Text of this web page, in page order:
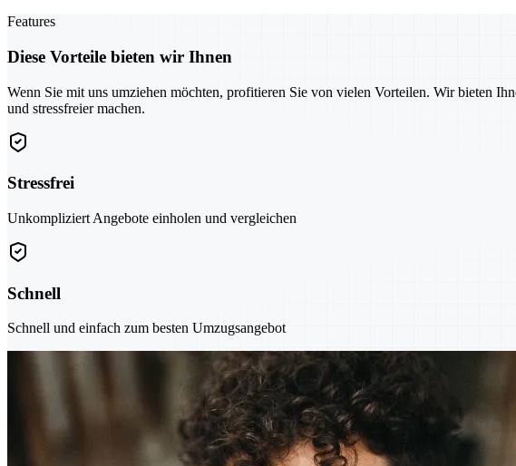
Features
Diese Vorteile bieten wir Ihnen
Wenn Sie mit uns umziehen möchten, profitieren Sie von vielen Vorteilen. Wir bieten
und stressfreier machen.
Stressfrei
Unkompliziert Angebote einholen und vergleichen
Schnell
Schnell und einfach zum besten Umzugsangebot